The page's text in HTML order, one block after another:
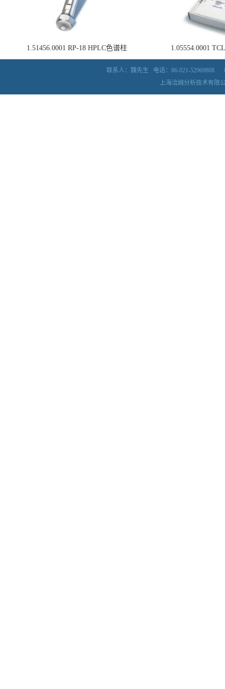
1.51456.0001 RP-18 HPLC色谱柱 1.05554.0001
联系人：魏先生 电话：86-021-52969808
上海洽姆分析技术有限